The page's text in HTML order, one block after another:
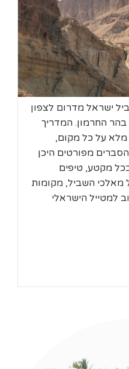
של 51 יום לשביל ישראל מדרום לצפון
החרמון. המדריך
מלא על כל מקום,
מפורטים היכן
מקטע, טיפים
מאלכי השביל, מקומות
למטייל הישראלי